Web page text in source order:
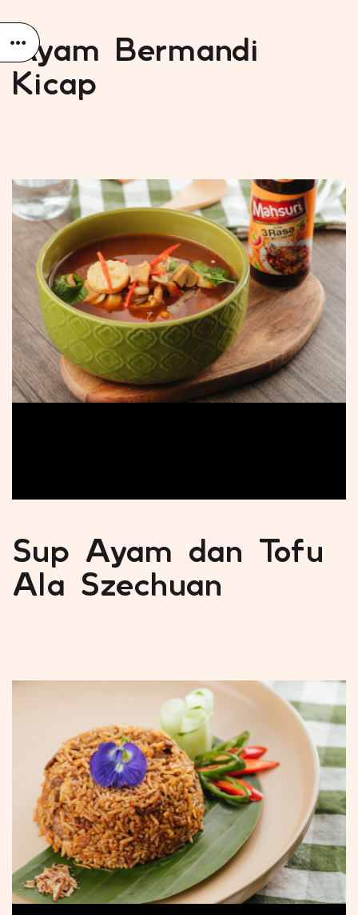
Ayam Bermandi
Kicap
Sup Ayam dan Tofu
Ala Szechuan